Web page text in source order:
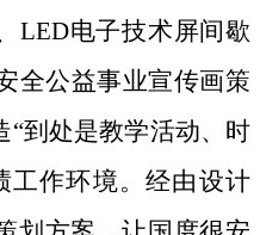
LED电子技术屏间歇
全公益事业宣传画策
“到处是教学活动、时
工作环境。经由设计